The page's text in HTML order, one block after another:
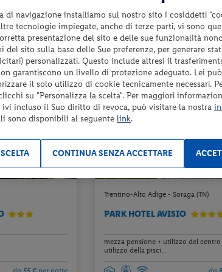
da 169 €
144 €
a persona per 2 notti
Check-in
dal 17/08/26
al 30/10/26
a
10%
Trentino-Alto Adige - Soraga (TN)
PARK HOTEL AVISIO
mezza pensione + utilizzo del centro
utilizzo della pisci...
di navigazione installiamo sul nostro sito i cosiddetti
tecnologie impiegate, anche di terze parti, vi sono
presentazione del sito e delle sue funzionalità
sito sulla base delle Sue preferenze, per generare
personalizzati. Questo include altresì il
garantiscono un livello di protezione adeguato. Lei
il solo utilizzo di cookie tecnicamente necessari.
su "Personalizza la scelta". Per maggiori
incluso il Suo diritto di revoca, può visitare la nostra
sono disponibili al seguente link.
CONTINUA SENZA ACCETTARE